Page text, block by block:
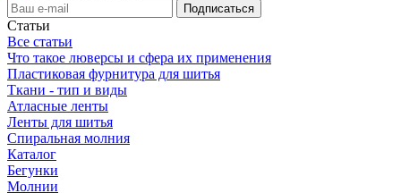
Статьи
Все статьи
Что такое люверсы и сфера их применения
Пластиковая фурнитура для шитья
Ткани - тип и виды
Атласные ленты
Ленты для шитья
Спиральная молния
Каталог
Бегунки
Молнии